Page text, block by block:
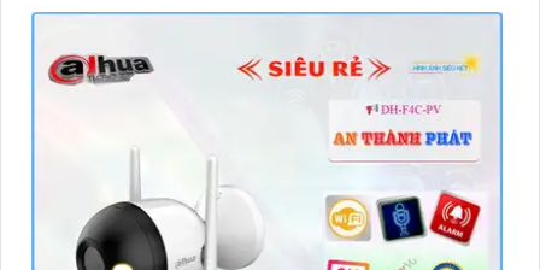
xácCamera quan sát đặc biệt với lưu trữ dữ liệu tại chỗ qua
chống cảnh báo chuyển động giả bằng motion detection và
nhận dạng người